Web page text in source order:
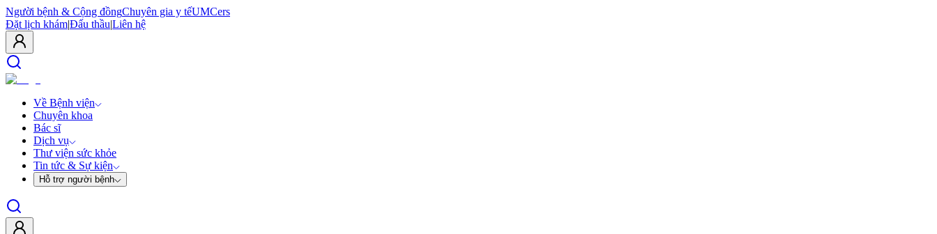
Người bệnh & Cộng đồngChuyên gia y tếUMCers
Đặt lịch khám|Đấu thầu|Liên hệ
Về Bệnh viện
Chuyên khoa
Bác sĩ
Dịch vụ
Thư viện sức khỏe
Tin tức & Sự kiện
Hỗ trợ người bệnh